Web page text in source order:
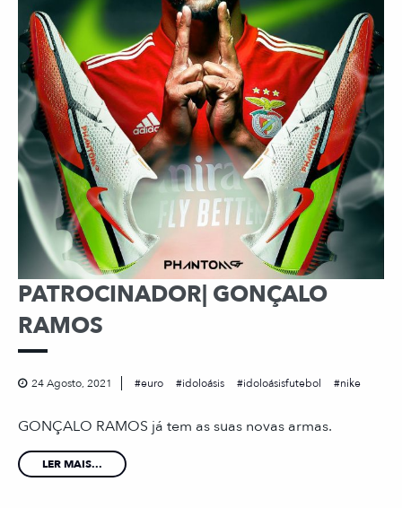
PATROCINADOR| GONÇALO
RAMOS
24 Agosto, 2021 euro idoloásis idoloásisfutebol nike
GONÇALO RAMOS já tem as suas novas armas.
LER MAIS...